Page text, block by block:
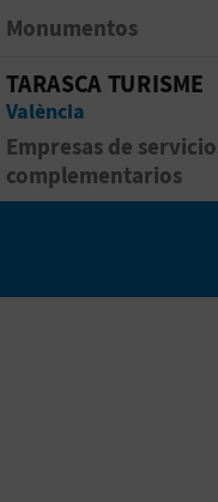
Monumentos
de
TARASCA TURISME
València
Empresas de
complementarios